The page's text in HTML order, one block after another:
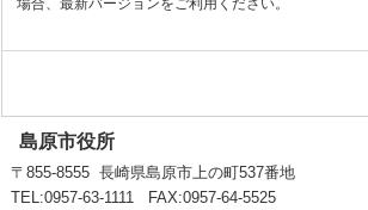
場合、最新バージョンをご利用ください。
島原市役所
〒855-8555 長崎県島原市上の町537番地
TEL:0957-63-1111 FAX:0957-64-5525